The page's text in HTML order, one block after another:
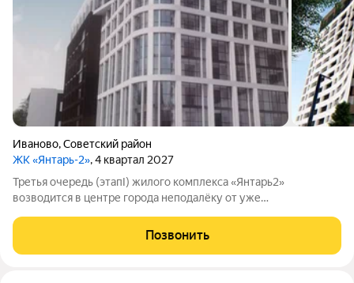
Иваново,Советский район
ЖК «Янтарь-2», 4 квартал 2027
Третья очередь (этапI) жилого комплекса «Янтарь2»
возводится в центре города неподалёку от уже
удобной локацией: здесь хорошо развита инфраструктура, но
при этом нет шума и пыли от крупных дорог. В
Позвонить